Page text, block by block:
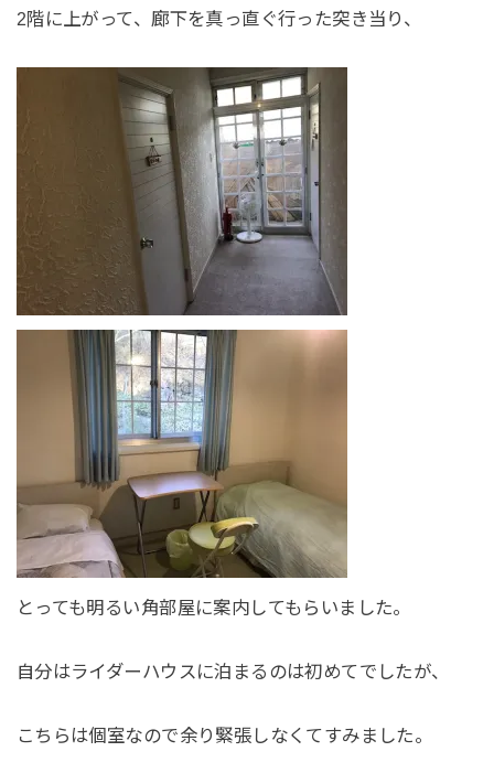
2階に上がって、廊下を真っ直ぐ行った突き当り、
とっても明るい角部屋に案内してもらいました。
自分はライダーハウスに泊まるのは初めてでしたが、
こちらは個室なので余り緊張しなくてすみました。